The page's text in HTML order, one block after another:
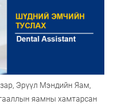
Эрүүл Мэндийн Яам,
яамны хамтарсан